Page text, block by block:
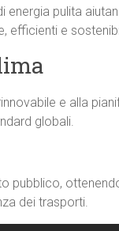
energia pulita
efficienti e
e alla
globali.
pubblico,
dei trasporti.